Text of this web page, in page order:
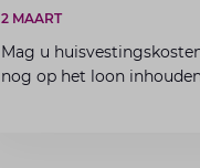
2 MAART
Mag u
nog op het loon